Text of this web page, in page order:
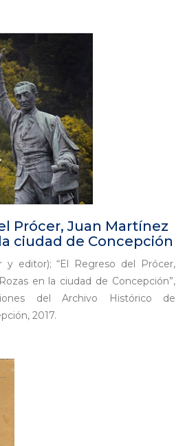
Prócer, Juan Martínez
ciudad de Concepción
y editor); “El Regreso del Prócer,
en la ciudad de Concepción”,
del Archivo Histórico de
2017.